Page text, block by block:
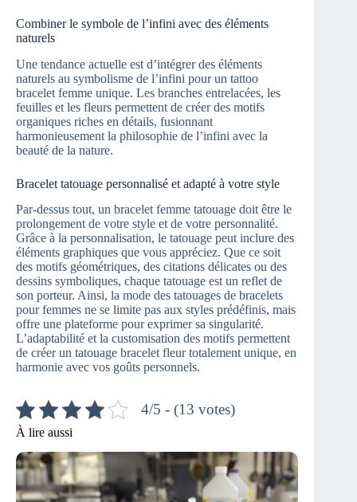
Combiner le symbole de l’infini avec des éléments
naturels
Une tendance actuelle est d’intégrer des éléments
naturels au symbolisme de l’infini pour un tattoo
bracelet femme unique. Les branches entrelacées, les
feuilles et les fleurs permettent de créer des motifs
organiques riches en détails, fusionnant
harmonieusement la philosophie de l’infini avec la
beauté de la nature.
Bracelet tatouage personnalisé et adapté à votre style
Par-dessus tout, un bracelet femme tatouage doit être le
prolongement de votre style et de votre personnalité.
Grâce à la personnalisation, le tatouage peut inclure des
éléments graphiques que vous appréciez. Que ce soit
des motifs géométriques, des citations délicates ou des
dessins symboliques, chaque tatouage est un reflet de
son porteur. Ainsi, la mode des tatouages de bracelets
pour femmes ne se limite pas aux styles prédéfinis, mais
offre une plateforme pour exprimer sa singularité.
L’adaptabilité et la customisation des motifs permettent
de créer un tatouage bracelet fleur totalement unique, en
harmonie avec vos goûts personnels.
4/5 - (13 votes)
À lire aussi